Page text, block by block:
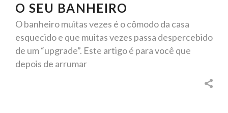
O SEU BANHEIRO
O banheiro muitas vezes é o cômodo da casa
esquecido e que muitas vezes passa despercebido
de um “upgrade”. Este artigo é para você que
depois de arrumar